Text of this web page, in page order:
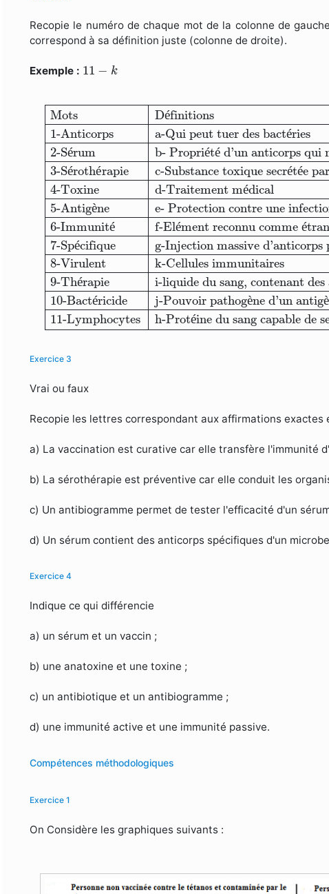
Recopie le numéro de chaque mot de la colonne de
correspond à sa définition juste (colonne de droite).
Exemple : 11 − k
11
Mots Définitions
1-Anticorps
a-Qui peut tuer des bactéries
2-Sérum b- Propriété d’un anticorps qui
3-Sérothérapie c-Substance toxique secrétée
4-Toxine
d-Traitement médical
5-Antigène
e- Protection contre une
6-Immunité f-Elément reconnu comme é
7-Spécifique
g-Injection massive d’anticorps
8-Virulent
k-Cellules immunitaires
9-Thérapie i-liquide du sang, contenant
10-Bactéricide j-Pouvoir pathogène d’un antigè
11-Lymphocytes
h-Protéine du sang capable de
MotsDéfinitions1-Anticorpsa-Qui peut tuer
Exercice 3
Vrai ou faux
Recopie les lettres correspondant aux affirmations
a) La vaccination est curative car elle transfère l'immunité
b) La sérothérapie est préventive car elle conduit les
c) Un antibiogramme permet de tester l'efficacité d'un
d) Un sérum contient des anticorps spécifiques d'un
Exercice 4
Indique ce qui différencie
a) un sérum et un vaccin ;
b) une anatoxine et une toxine ;
c) un antibiotique et un antibiogramme ;
d) une immunité active et une immunité passive.
Compétences méthodologiques
Exercice 1
On Considère les graphiques suivants :